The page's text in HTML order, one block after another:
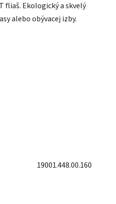
fliaš. Ekologický a skvelý
alebo obývacej izby.
19001.448.00.160